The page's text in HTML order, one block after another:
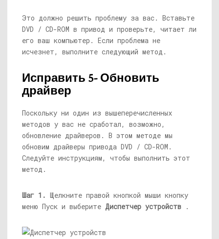
Это должно решить проблему за вас. Вставьте
DVD / CD-ROM в привод и проверьте, читает ли
его ваш компьютер. Если проблема не
исчезнет, ​​выполните следующий метод.
Исправить 5- Обновить
драйвер
Поскольку ни один из вышеперечисленных
методов у вас не сработал, возможно,
обновление драйверов. В этом методе мы
обновим драйверы привода DVD / CD-ROM.
Следуйте инструкциям, чтобы выполнить этот
метод.
Шаг 1. Щелкните правой кнопкой мыши кнопку
меню Пуск и выберите Диспетчер устройств .